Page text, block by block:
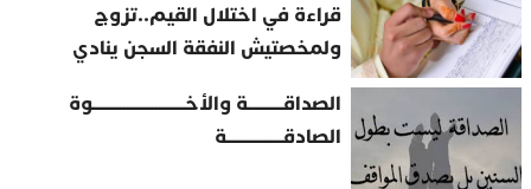
قراءة في اختلال القيم..تزوج
ولمخصتيش النفقة السجن ينادي
الصداقــــــــــة والأخــــــــــــــــــــــــــوة
الصادقــــــــــــــــة